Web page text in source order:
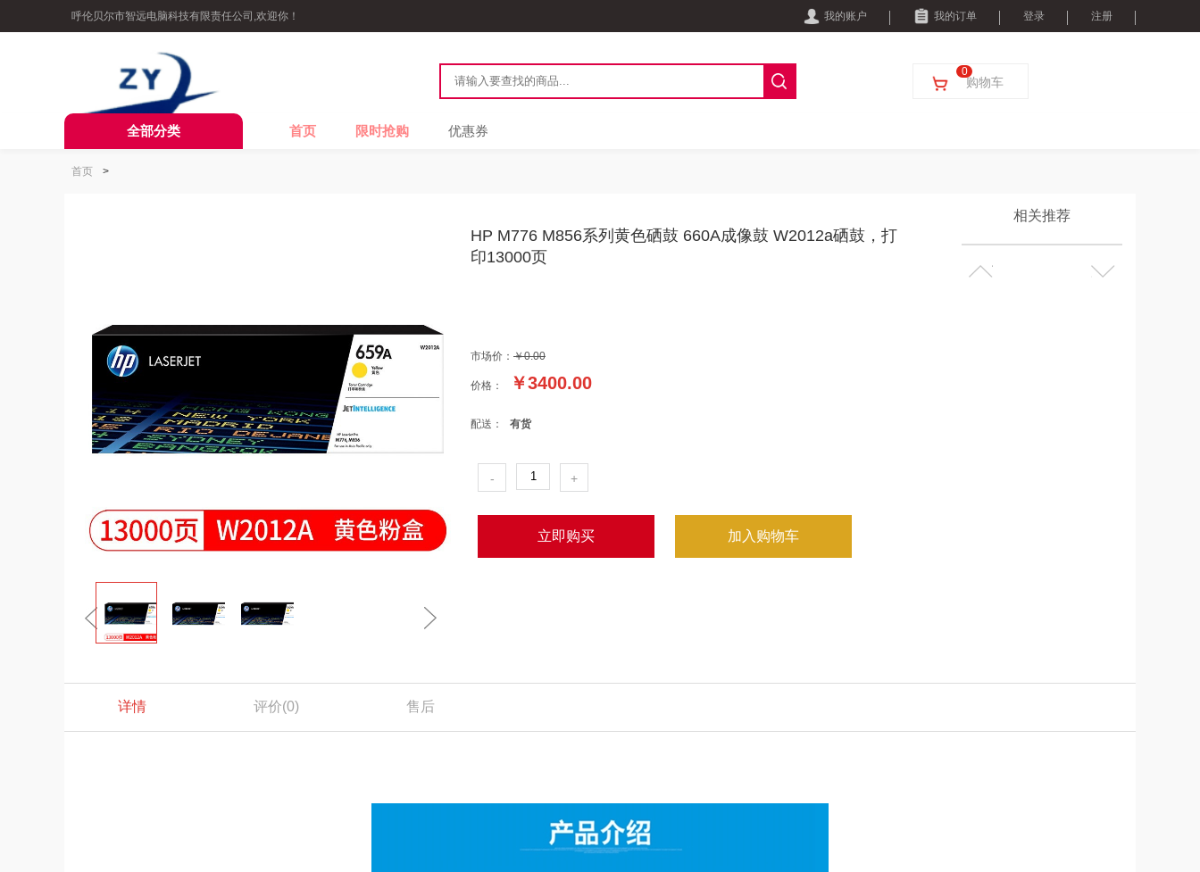
呼伦贝尔市智远电脑科技有限责任公司,欢迎你！ 我的账户 我的订单 登录 注册
购物车
0
全部分类 首页 限时抢购 优惠券
首页 >
HP M776 M856系列黄色硒鼓 660A成像鼓 W2012a硒鼓，打
印13000页
市场价： ￥0.00
价格： ￥3400.00
配送： 有货
- +
立即购买 加入购物车
相关推荐
详情 评价(0) 售后